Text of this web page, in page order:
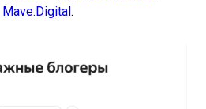
Mave.Digital.